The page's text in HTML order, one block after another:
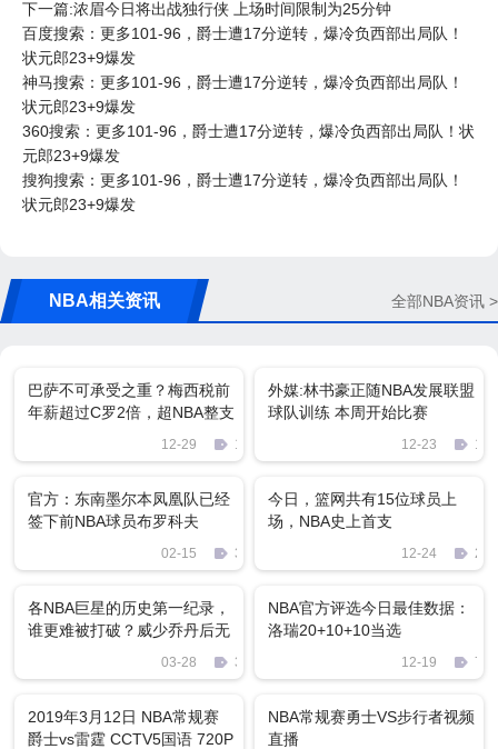
下一篇:浓眉今日将出战独行侠 上场时间限制为25分钟
百度搜索：更多101-96，爵士遭17分逆转，爆冷负西部出局队！
状元郎23+9爆发
神马搜索：更多101-96，爵士遭17分逆转，爆冷负西部出局队！
状元郎23+9爆发
360搜索：更多101-96，爵士遭17分逆转，爆冷负西部出局队！状
元郎23+9爆发
搜狗搜索：更多101-96，爵士遭17分逆转，爆冷负西部出局队！
状元郎23+9爆发
NBA相关资讯 全部NBA资讯 >
巴萨不可承受之重？梅西税前
年薪超过C罗2倍，超NBA整支
12-29 1678
外媒:林书豪正随NBA发展联盟
球队训练 本周开始比赛
12-23
官方：东南墨尔本凤凰队已经
签下前NBA球员布罗科夫
02-15 366
今日，篮网共有15位球员上
场，NBA史上首支
12-24
各NBA巨星的历史第一纪录，
谁更难被打破？威少乔丹后无
03-28 394
NBA官方评选今日最佳数据：
洛瑞20+10+10当选
12-19 7
2019年3月12日 NBA常规赛
爵士vs雷霆 CCTV5国语 720P
NBA常规赛勇士VS步行者视频
直播